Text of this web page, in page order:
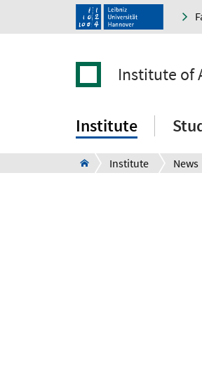
Institute of
Institute
Institute News